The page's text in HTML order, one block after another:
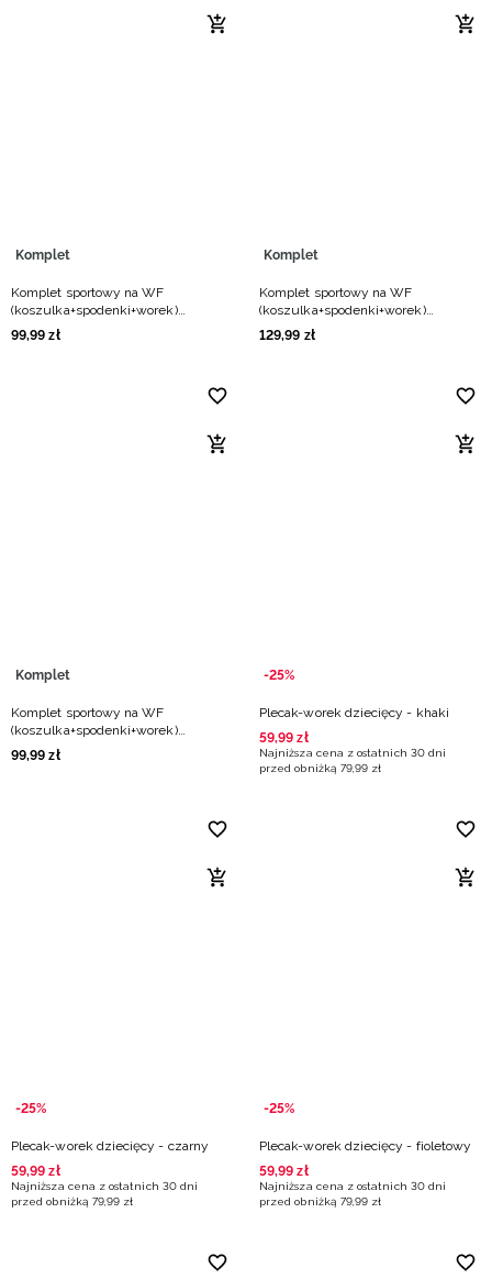
Komplet
Komplet sportowy na WF
(koszulka+spodenki+worek)
chłopięcy - czarny
99,99 zł
Komplet
Komplet sportowy na WF
(koszulka+spodenki+worek)
chłopięcy - czarny
129,99 zł
Komplet
Komplet sportowy na WF
(koszulka+spodenki+worek)
chłopięcy - czarny
99,99 zł
-25%
Plecak-worek dziecięcy - khaki
59,99 zł
Najniższa cena z ostatnich 30 dni
przed obniżką 79,99 zł
-25%
Plecak-worek dziecięcy - czarny
59,99 zł
Najniższa cena z ostatnich 30 dni
przed obniżką 79,99 zł
-25%
Plecak-worek dziecięcy - fioletowy
59,99 zł
Najniższa cena z ostatnich 30 dni
przed obniżką 79,99 zł